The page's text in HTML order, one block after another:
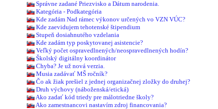
Správne zadané Priezvisko a Dátum narodenia.
Kategória - Podkategória
Kde zadám Nad rámec výkonov určených vo VZN VÚC?
Kde zaevidujem tehotenské štipendium
Stupeň dosiahnutého vzdelania
Kde zadám typ poskytovanej asistencie?
Veľký počet ospravedlnených/neospravedlnených hodín?
Školský digitálny koordinátor
Chyba? Je už nová verzia.
Musia zadávať MŠ ročník?
Čo ak žiak prešiel z jednej organizačnej zložky do druhej?
Druh výchovy (náboženská/etická)
Ako zadať kód triedy pre málotriedne školy?
Ako zamestnancovi nastavím zdroj financovania?